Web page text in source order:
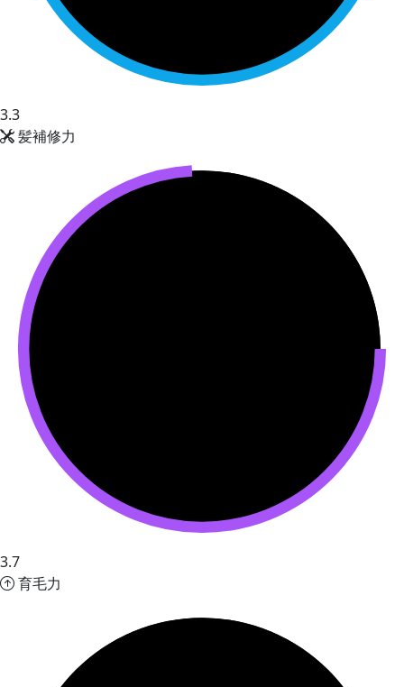
3.3
髪補修力
3.7
育毛力